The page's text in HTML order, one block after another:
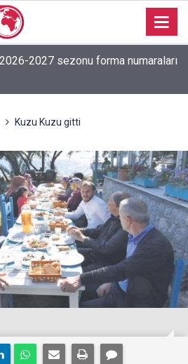
2027 sezonu forma numaraları
Kuzu Kuzu gitti